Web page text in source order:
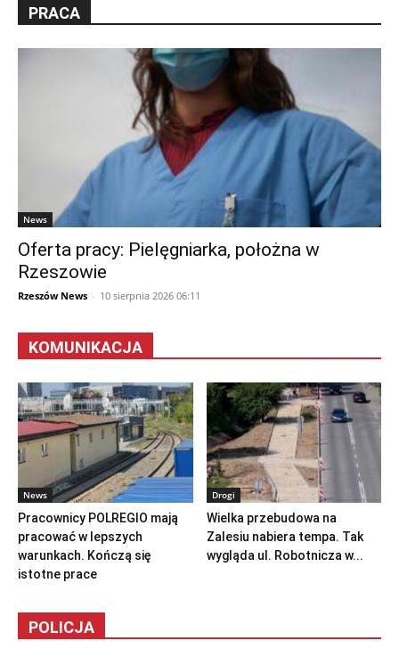
PRACA
News
Oferta pracy: Pielęgniarka, położna w
Rzeszowie
Rzeszów News - 10 sierpnia 2026 06:11
KOMUNIKACJA
News
Pracownicy POLREGIO mają
pracować w lepszych
warunkach. Kończą się
istotne prace
Drogi
Wielka przebudowa na
Zalesiu nabiera tempa. Tak
wygląda ul. Robotnicza w...
POLICJA